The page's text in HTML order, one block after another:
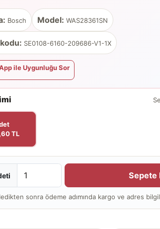
Bosch Model: WAS28361SN
SE0108-6160-209686-V1-1X
ile Uygunluğu Sor
TL
Sepete
sonra ödeme adımında kargo ve adres